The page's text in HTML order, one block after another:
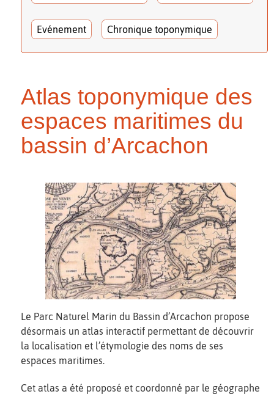
Evénement Chronique toponymique
Atlas toponymique des
espaces maritimes du
bassin d’Arcachon
Le Parc Naturel Marin du Bassin d’Arcachon propose
désormais un atlas interactif permettant de découvrir
la localisation et l’étymologie des noms de ses
espaces maritimes.
Cet atlas a été proposé et coordonné par le géographe